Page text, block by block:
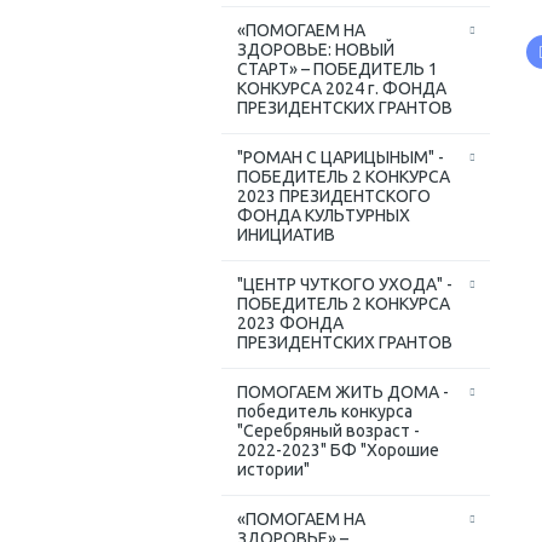
«ПОМОГАЕМ НА
ЗДОРОВЬЕ: НОВЫЙ
СТАРТ» – ПОБЕДИТЕЛЬ 1
КОНКУРСА 2024 г. ФОНДА
ПРЕЗИДЕНТСКИХ ГРАНТОВ
"РОМАН С ЦАРИЦЫНЫМ" -
ПОБЕДИТЕЛЬ 2 КОНКУРСА
2023 ПРЕЗИДЕНТСКОГО
ФОНДА КУЛЬТУРНЫХ
ИНИЦИАТИВ
"ЦЕНТР ЧУТКОГО УХОДА" -
ПОБЕДИТЕЛЬ 2 КОНКУРСА
2023 ФОНДА
ПРЕЗИДЕНТСКИХ ГРАНТОВ
ПОМОГАЕМ ЖИТЬ ДОМА -
победитель конкурса
"Серебряный возраст -
2022-2023" БФ "Хорошие
истории"
«ПОМОГАЕМ НА